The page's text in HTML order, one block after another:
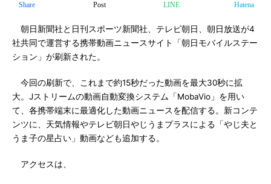
Share Post LINE Hatena
朝日新聞社と日刊スポーツ新聞社、テレビ朝日、朝日放送が4
社共同で運営する携帯動画ニュースサイト「朝日モバイルステー
ション」が刷新された。
今回の刷新で、これまで約15秒だった動画を最大30秒に拡
大。Jストリームの動画自動変換システム「MobaVio」を用い
て、各携帯端末に最適化した動画ニュースを配信する。新コンテ
ンツに、天気情報やテレビ朝日やじうまプラスによる「やじ夫と
うま子の星占い」動画なども追加する。
アクセスは、